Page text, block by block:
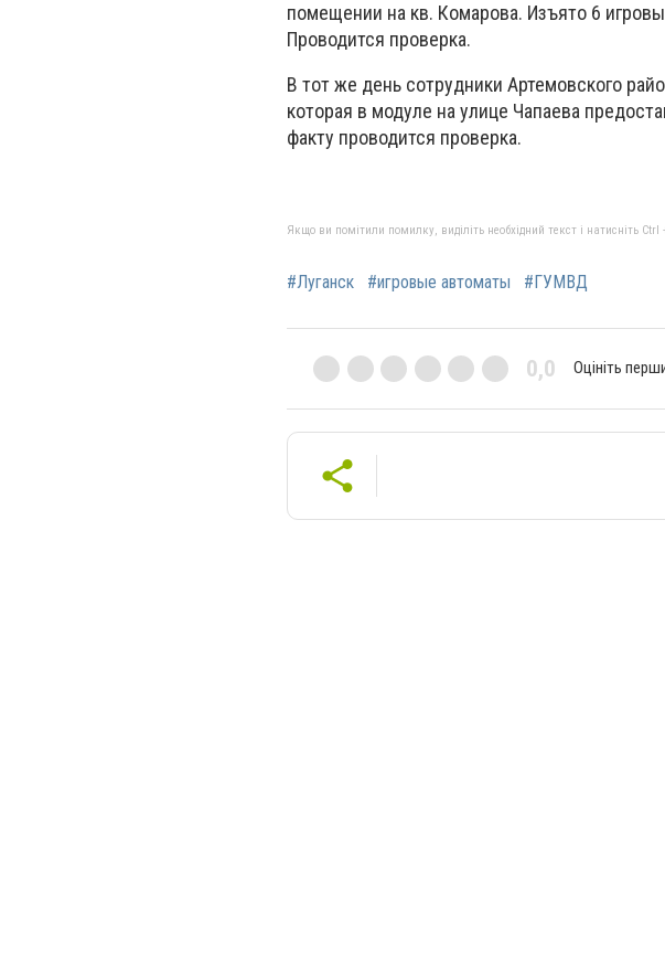
помещении на кв. Комарова. Изъято 6
Проводится проверка.
В тот же день сотрудники Артемовского
которая в модуле на улице Чапаева
факту проводится проверка.
Якщо ви помітили помилку, виділіть необхідний текст і натисніть
#Луганск #игровые автоматы #ГУМВД
0,0 Оцініть